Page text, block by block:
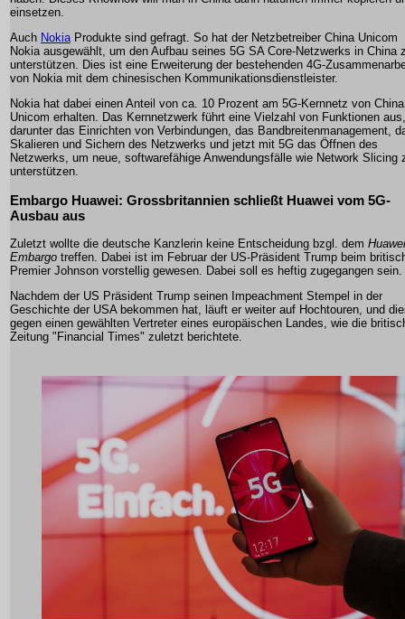
einsetzen.
Auch NokiaProdukte sind gefragt. So hat der Netzbetreiber China Unicom
Nokia ausgewählt, um den Aufbau seines 5G SA Core-Netzwerks in China
unterstützen. Dies ist eine Erweiterung der bestehenden 4G-
von Nokia mit dem chinesischen Kommunikationsdienstleister.
Nokia hat dabei einen Anteil von ca. 10 Prozent am 5G-Kernnetz von China
Unicom erhalten. Das Kernnetzwerk führt eine Vielzahl von Funktionen aus,
darunter das Einrichten von Verbindungen, das Bandbreitenmanagement,
Skalieren und Sichern des Netzwerks und jetzt mit 5G das Öffnen des
Netzwerks, um neue, softwarefähige Anwendungsfälle wie Network Slicing
unterstützen.
Embargo Huawei: Grossbritannien schließt Huawei vom 5G-
Ausbau aus
Zuletzt wollte die deutsche Kanzlerin keine Entscheidung bzgl. dem Huawei
Embargo treffen. Dabei ist im Februar der US-Präsident Trump beim
Premier Johnson vorstellig gewesen. Dabei soll es heftig zugegangen sein.
Nachdem der US Präsident Trump seinen Impeachment Stempel in der
Geschichte der USA bekommen hat, läuft er weiter auf Hochtouren, und
gegen einen gewählten Vertreter eines europäischen Landes, wie die
Zeitung "Financial Times" zuletzt berichtete.